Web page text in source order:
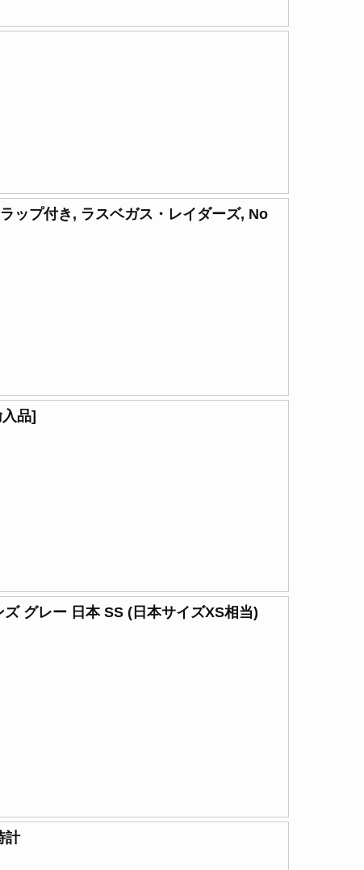
ップ付き, ラスベガス・レイダーズ, No
品]
グレー 日本 SS (日本サイズXS相当)
計